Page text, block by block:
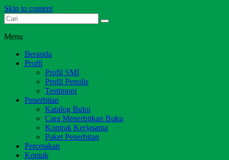
Skip to content
Dari Jambi untuk Indonesia
Menu
Beranda
Profil
Profil SMI
Profil Penulis
Testimoni
Penerbitan
Katalog Buku
Cara Menerbitkan Buku
Kontrak Kerjasama
Paket Penerbitan
Percetakan
Kontak